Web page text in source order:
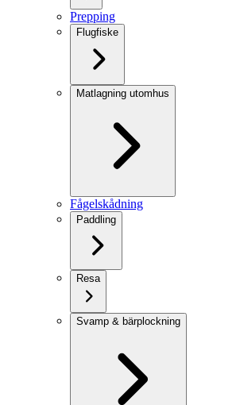
Prepping
Flugfiske
Matlagning utomhus
Fågelskådning
Paddling
Resa
Svamp & bärplockning